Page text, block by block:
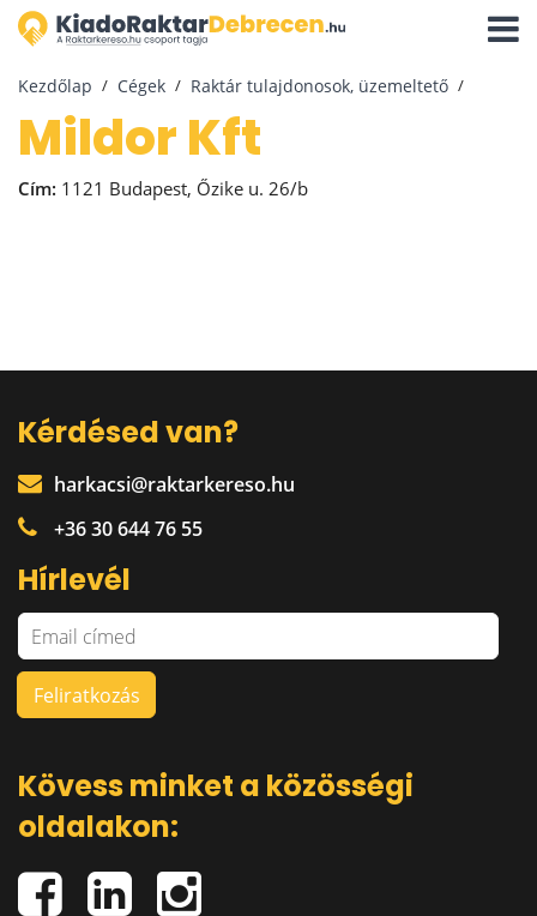
Kezdőlap Cégek Raktár tulajdonosok, üzemeltető
Mildor Kft
Cím: 1121 Budapest, Őzike u. 26/b
Kérdésed van?
harkacsi@raktarkereso.hu
+36 30 644 76 55
Hírlevél
Kövess minket a közösségi
oldalakon: